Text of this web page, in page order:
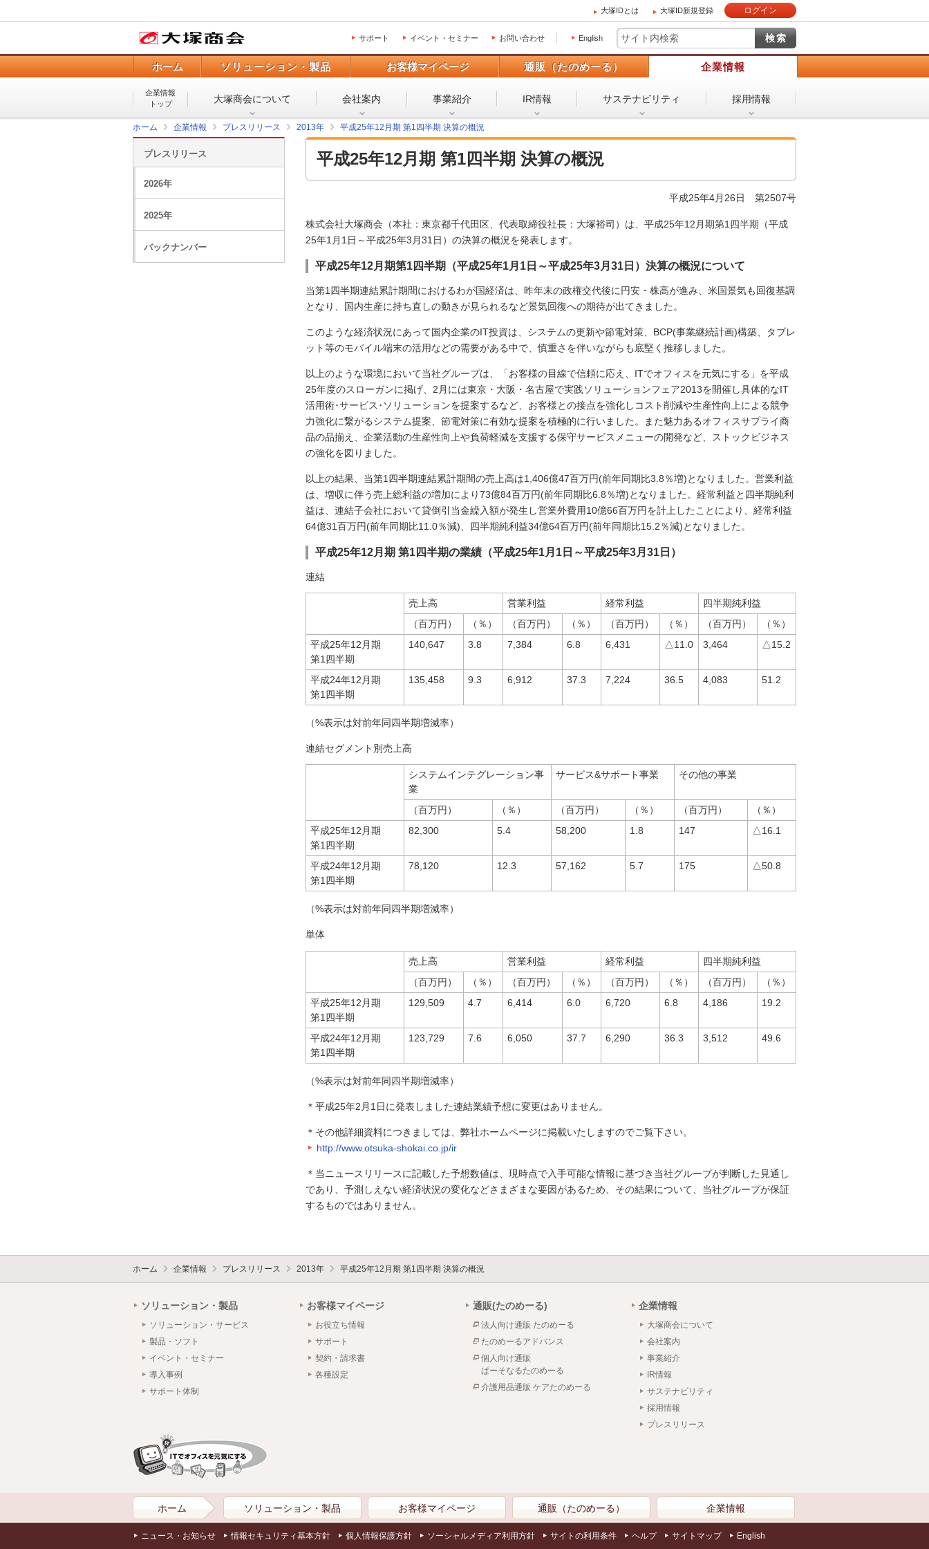
大塚IDとは 大塚ID新規登録 ログイン
サポート イベント・セミナー お問い合わせ English
ホーム ソリューション・製品 お客様マイページ 通販（たのめーる） 企業情報
企業情報
トップ
大塚商会について 会社案内 事業紹介 IR情報 サステナビリティ 採用情報
ホーム 企業情報 プレスリリース 2013年 平成25年12月期 第1四半期 決算の概況
平成25年12月期 第1四半期 決算の概況
平成25年4月26日 第2507号
株式会社大塚商会（本社：東京都千代田区、代表取締役社長：大塚裕司）は、平成25年12月期第1四半期（平成
25年1月1日～平成25年3月31日）の決算の概況を発表します。
平成25年12月期第1四半期（平成25年1月1日～平成25年3月31日）決算の概況について
当第1四半期連結累計期間におけるわが国経済は、昨年末の政権交代後に円安・株高が進み、米国景気も回復基調
となり、国内生産に持ち直しの動きが見られるなど景気回復への期待が出てきました。
このような経済状況にあって国内企業のIT投資は、システムの更新や節電対策、BCP(事業継続計画)構築、タブレ
ット等のモバイル端末の活用などの需要がある中で、慎重さを伴いながらも底堅く推移しました。
以上のような環境において当社グループは、「お客様の目線で信頼に応え、ITでオフィスを元気にする」を平成
25年度のスローガンに掲げ、2月には東京・大阪・名古屋で実践ソリューションフェア2013を開催し具体的なIT
活用術･サービス･ソリューションを提案するなど、お客様との接点を強化しコスト削減や生産性向上による競争
力強化に繋がるシステム提案、節電対策に有効な提案を積極的に行いました。また魅力あるオフィスサプライ商
品の品揃え、企業活動の生産性向上や負荷軽減を支援する保守サービスメニューの開発など、ストックビジネス
の強化を図りました。
以上の結果、当第1四半期連結累計期間の売上高は1,406億47百万円(前年同期比3.8％増)となりました。営業利益
は、増収に伴う売上総利益の増加により73億84百万円(前年同期比6.8％増)となりました。経常利益と四半期純利
益は、連結子会社において貸倒引当金繰入額が発生し営業外費用10億66百万円を計上したことにより、経常利益
64億31百万円(前年同期比11.0％減)、四半期純利益34億64百万円(前年同期比15.2％減)となりました。
平成25年12月期 第1四半期の業績（平成25年1月1日～平成25年3月31日）
連結
売上高 営業利益 経常利益
四半期純利益
（百万円）
（％） （百万円） （％） （百万円） （％） （百万円）
（％）
平成25年12月期
第1四半期
140,647 3.8 7,384 6.8 6,431 △11.0 3,464 △15.2
平成24年12月期
第1四半期
135,458 9.3 6,912 37.3 7,224 36.5 4,083 51.2
（%表示は対前年同四半期増減率）
連結セグメント別売上高
システムインテグレーション事
業
サービス&サポート事業 その他の事業
（百万円） （％） （百万円） （％） （百万円）
（％）
平成25年12月期
第1四半期
82,300 5.4 58,200 1.8 147 △16.1
平成24年12月期
第1四半期
78,120 12.3 57,162 5.7 175 △50.8
（%表示は対前年同四半期増減率）
単体
売上高 営業利益 経常利益
四半期純利益
（百万円）
（％） （百万円） （％） （百万円） （％） （百万円）
（％）
平成25年12月期
第1四半期
129,509 4.7 6,414 6.0 6,720 6.8 4,186 19.2
平成24年12月期
第1四半期
123,729 7.6 6,050 37.7 6,290 36.3 3,512 49.6
（%表示は対前年同四半期増減率）
＊平成25年2月1日に発表しました連結業績予想に変更はありません。
＊その他詳細資料につきましては、弊社ホームページに掲載いたしますのでご覧下さい。
http://www.otsuka-shokai.co.jp/ir
＊当ニュースリリースに記載した予想数値は、現時点で入手可能な情報に基づき当社グループが判断した見通し
であり、予測しえない経済状況の変化などさまざまな要因があるため、その結果について、当社グループが保証
するものではありません。
プレスリリース
2026年
2025年
バックナンバー
ホーム 企業情報 プレスリリース 2013年 平成25年12月期 第1四半期 決算の概況
ソリューション・製品
ソリューション・サービス
製品・ソフト
イベント・セミナー
導入事例
サポート体制
お客様マイページ
お役立ち情報
サポート
契約・請求書
各種設定
通販(たのめーる)
法人向け通販 たのめーる
たのめーるアドバンス
個人向け通販
ぱーそなるたのめーる
介護用品通販 ケアたのめーる
企業情報
大塚商会について
会社案内
事業紹介
IR情報
サステナビリティ
採用情報
プレスリリース
ホーム ソリューション・製品 お客様マイページ 通販（たのめーる） 企業情報
ニュース・お知らせ 情報セキュリティ基本方針 個人情報保護方針 ソーシャルメディア利用方針 サイトの利用条件 ヘルプ サイトマップ English